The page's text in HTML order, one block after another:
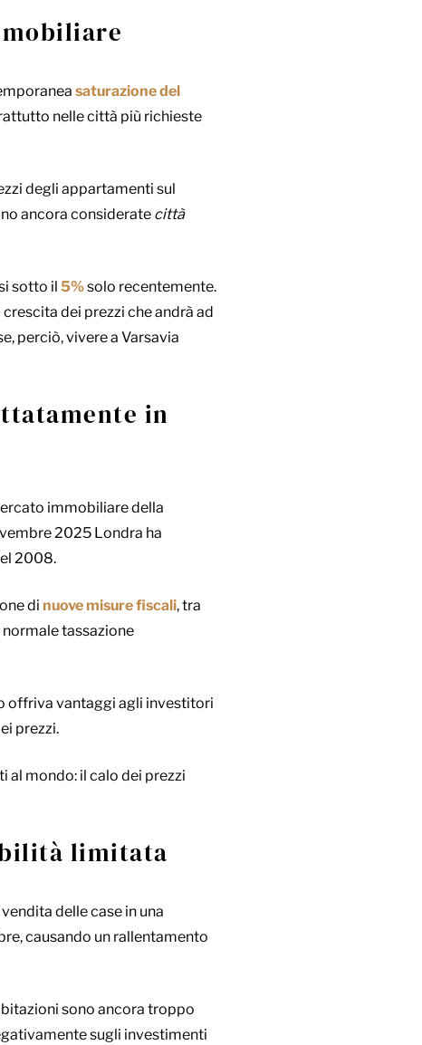
saturazione del
nelle città più richieste
degli appartamenti sul
ancora considerate città
sotto il 5%solo recentemente.
dei prezzi che andrà ad
perciò, vivere a Varsavia
in
immobiliare della
2025 Londra ha
2008.
di nuove misure fiscali, tra
tassazione
offriva vantaggi agli investitori
prezzi.
al mondo: il calo dei prezzi
limitata
delle case in una
causando un rallentamento
sono ancora troppo
sugli investimenti